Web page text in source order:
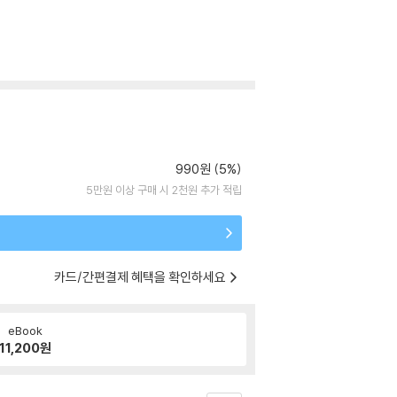
990원 (5%)
5만원 이상 구매 시 2천원 추가 적립
카드/간편결제 혜택을 확인하세요
eBook
원